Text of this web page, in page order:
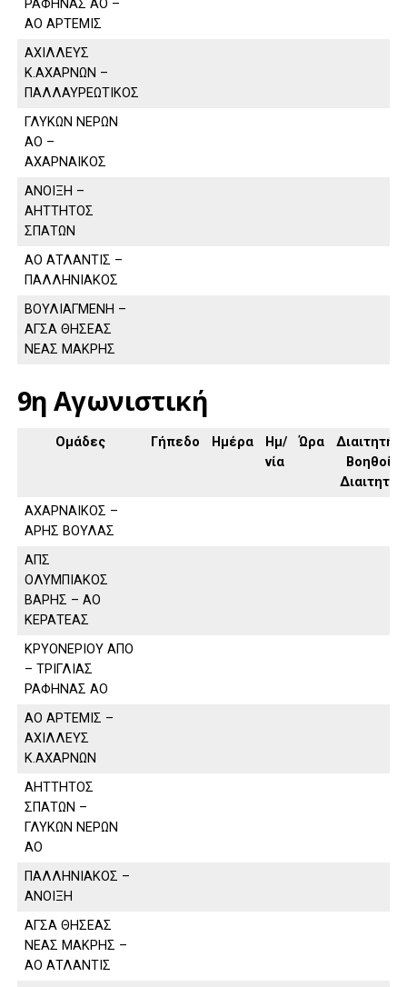
ΡΑΦΗΝΑΣ ΑΟ –
ΑΟ ΑΡΤΕΜΙΣ
ΑΧΙΛΛΕΥΣ
Κ.ΑΧΑΡΝΩΝ –
ΠΑΛΛΑΥΡΕΩΤΙΚΟΣ
ΓΛΥΚΩΝ ΝΕΡΩΝ
ΑΟ –
ΑΧΑΡΝΑΙΚΟΣ
ΑΝΟΙΞΗ –
ΑΗΤΤΗΤΟΣ
ΣΠΑΤΩΝ
ΑΟ ΑΤΛΑΝΤΙΣ –
ΠΑΛΛΗΝΙΑΚΟΣ
ΒΟΥΛΙΑΓΜΕΝΗ –
ΑΓΣΑ ΘΗΣΕΑΣ
ΝΕΑΣ ΜΑΚΡΗΣ
9η Αγωνιστική
Ομάδες Γήπεδο Ημέρα
Ημ/
νία
Ώρα
Διαιτητής,
Βοηθοί
Διαιτητή
ΑΧΑΡΝΑΙΚΟΣ –
ΑΡΗΣ ΒΟΥΛΑΣ
ΑΠΣ
ΟΛΥΜΠΙΑΚΟΣ
ΒΑΡΗΣ – ΑΟ
ΚΕΡΑΤΕΑΣ
ΚΡΥΟΝΕΡΙΟΥ ΑΠΟ
– ΤΡΙΓΛΙΑΣ
ΡΑΦΗΝΑΣ ΑΟ
ΑΟ ΑΡΤΕΜΙΣ –
ΑΧΙΛΛΕΥΣ
Κ.ΑΧΑΡΝΩΝ
ΑΗΤΤΗΤΟΣ
ΣΠΑΤΩΝ –
ΓΛΥΚΩΝ ΝΕΡΩΝ
ΑΟ
ΠΑΛΛΗΝΙΑΚΟΣ –
ΑΝΟΙΞΗ
ΑΓΣΑ ΘΗΣΕΑΣ
ΝΕΑΣ ΜΑΚΡΗΣ –
ΑΟ ΑΤΛΑΝΤΙΣ